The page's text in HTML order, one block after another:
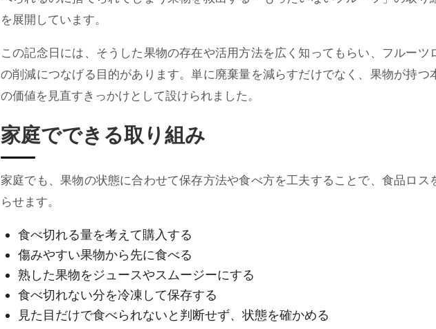
を展開しています。
この記念日には、そうした果物の存在や活用方法を広く知ってもらい、フルーツ
の削減につなげる目的があります。単に廃棄量を減らすだけでなく、果物が持つ
の価値を見直すきっかけとして設けられました。
家庭でできる取り組み
家庭でも、果物の状態に合わせて保存方法や食べ方を工夫することで、食品ロス
らせます。
食べ切れる量を考えて購入する
傷みやすい果物から先に食べる
熟した果物をジュースやスムージーにする
食べ切れない分を冷凍して保存する
見た目だけで食べられないと判断せず、状態を確かめる